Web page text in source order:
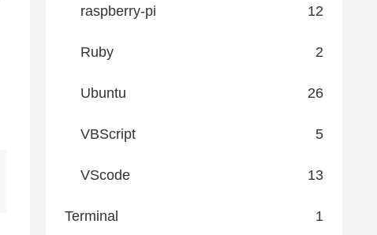
raspberry-pi 12
Ruby 2
Ubuntu 26
VBScript 5
VScode 13
Terminal 1